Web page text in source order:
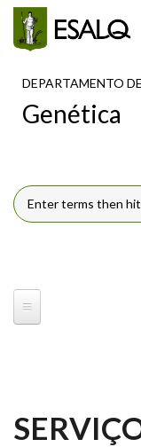
Pular para o conteúdo
DEPARTAMENTO
Genética